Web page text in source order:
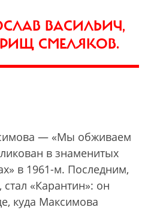
ВАСИЛЬИЧ,
СМЕЛЯКОВ.
— «Мы обживаем
в знаменитых
в 1961-м. Последним,
«Карантин»: он
куда Максимова